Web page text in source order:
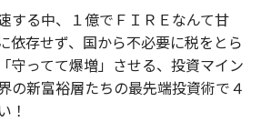
する中、１億でＦＩＲＥなんて甘
依存せず、国から不必要に税をとら
守ってて爆増」させる、投資マイン
の新富裕層たちの最先端投資術で４
！